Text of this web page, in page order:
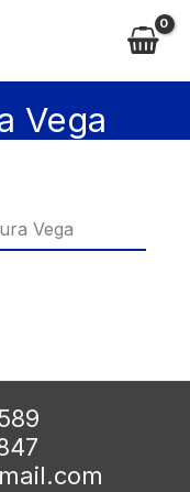
Vega
Vega